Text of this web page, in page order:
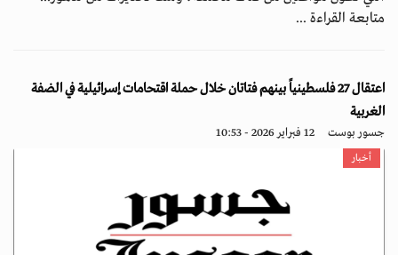
متابعة القراءة ...
اعتقال 27 فلسطينياً بينهم فتاتان خلال حملة اقتحامات إسرائيلية في الضفة
الغربية
جسور بوست 12 فبراير 2026 - 10:53
أخبار